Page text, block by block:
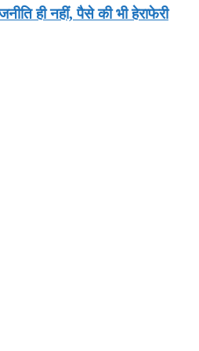
ही नहीं, पैसे की भी हेराफेरी